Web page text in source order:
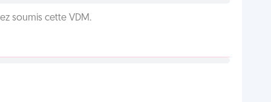
soumis cette VDM.